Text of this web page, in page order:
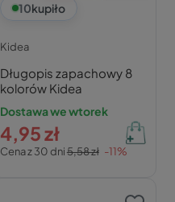
10kupiło
Kidea
Długopis zapachowy 8
kolorów Kidea
Dostawa we wtorek
Cena z 30 dni5,58 zł -11%
4,95 zł